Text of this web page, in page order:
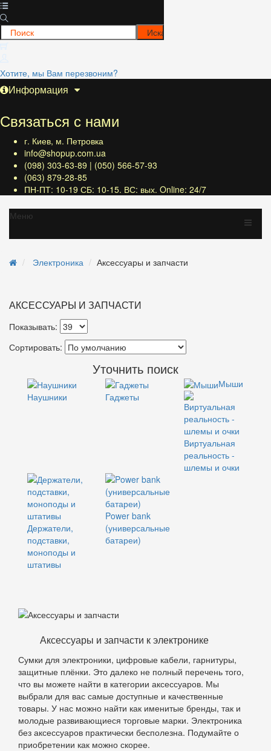
Хотите, мы Вам перезвоним?
Информация
Связаться с нами
г. Киев, м. Петровка
info@shopup.com.ua
(098) 303-63-89 | (050) 566-57-93
(063) 879-28-85
ПН-ПТ: 10-19 СБ: 10-15. ВС: вых. Online: 24/7
Меню
Электроника Аксессуары и запчасти
АКСЕССУАРЫ И ЗАПЧАСТИ
Показывать:
Сортировать:
Уточнить поиск
Наушники Гаджеты
Мыши
Виртуальная
реальность -
шлемы и очки
Держатели,
подставки,
моноподы и
штативы
Power bank
(универсальные
батареи)
Аксессуары и запчасти к электронике
Сумки для электроники, цифровые кабели, гарнитуры,
защитные плёнки. Это далеко не полный перечень того,
что вы можете найти в категории аксессуаров. Мы
выбрали для вас самые доступные и качественные
товары. У нас можно найти как именитые бренды, так и
молодые развивающиеся торговые марки. Электроника
без аксессуаров практически бесполезна. Подумайте о
приобретении как можно скорее.